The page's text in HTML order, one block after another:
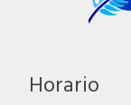
Horario